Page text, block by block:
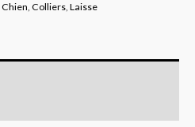
Chien, Colliers, Laisse